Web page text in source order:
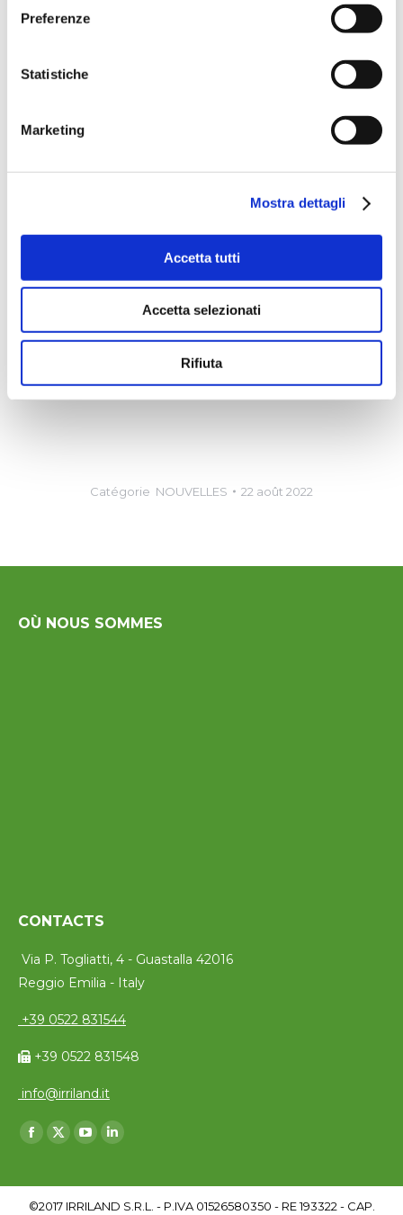
Preferenze
Statistiche
Marketing
Mostra dettagli
Accetta tutti
Accetta selezionati
Rifiuta
mezzi, macchine e attrezzature per ogni tipo di
lavorazione agricola o “verde” e per ogni modello di
IRRILAND STAFF
Catégorie NOUVELLES 22 août 2022
OÙ NOUS SOMMES
CONTACTS
Via P. Togliatti, 4 - Guastalla 42016
Reggio Emilia - Italy
+39 0522 831544
+39 0522 831548
info@irriland.it
Trouvez nous sur :
Facebook
opens
X
opens
YouTube
opens
LinkedIn
opens
©2017 IRRILAND S.R.L. - P.IVA 01526580350 - RE 193322 - CAP.